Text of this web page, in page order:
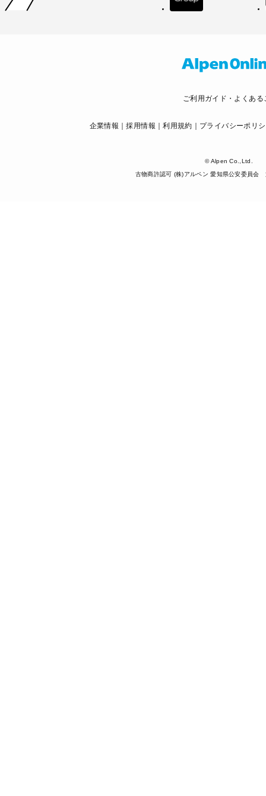
ご利用ガイド・よくある
企業情報 採用情報 利用規約 プライバシーポリ
© Alpen Co.,Ltd.
古物商許認可 (株)アルペン 愛知県公安委員